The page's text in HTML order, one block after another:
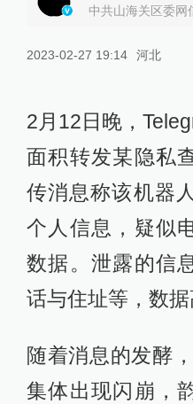
中共山海关区委网
2023-02-27 19:14 河北
2月12日晚，
面积转发某隐私
传消息称该机器
个人信息，疑似
数据。泄露的信
话与住址等，数据
随着消息的发酵
集体出现闪崩，